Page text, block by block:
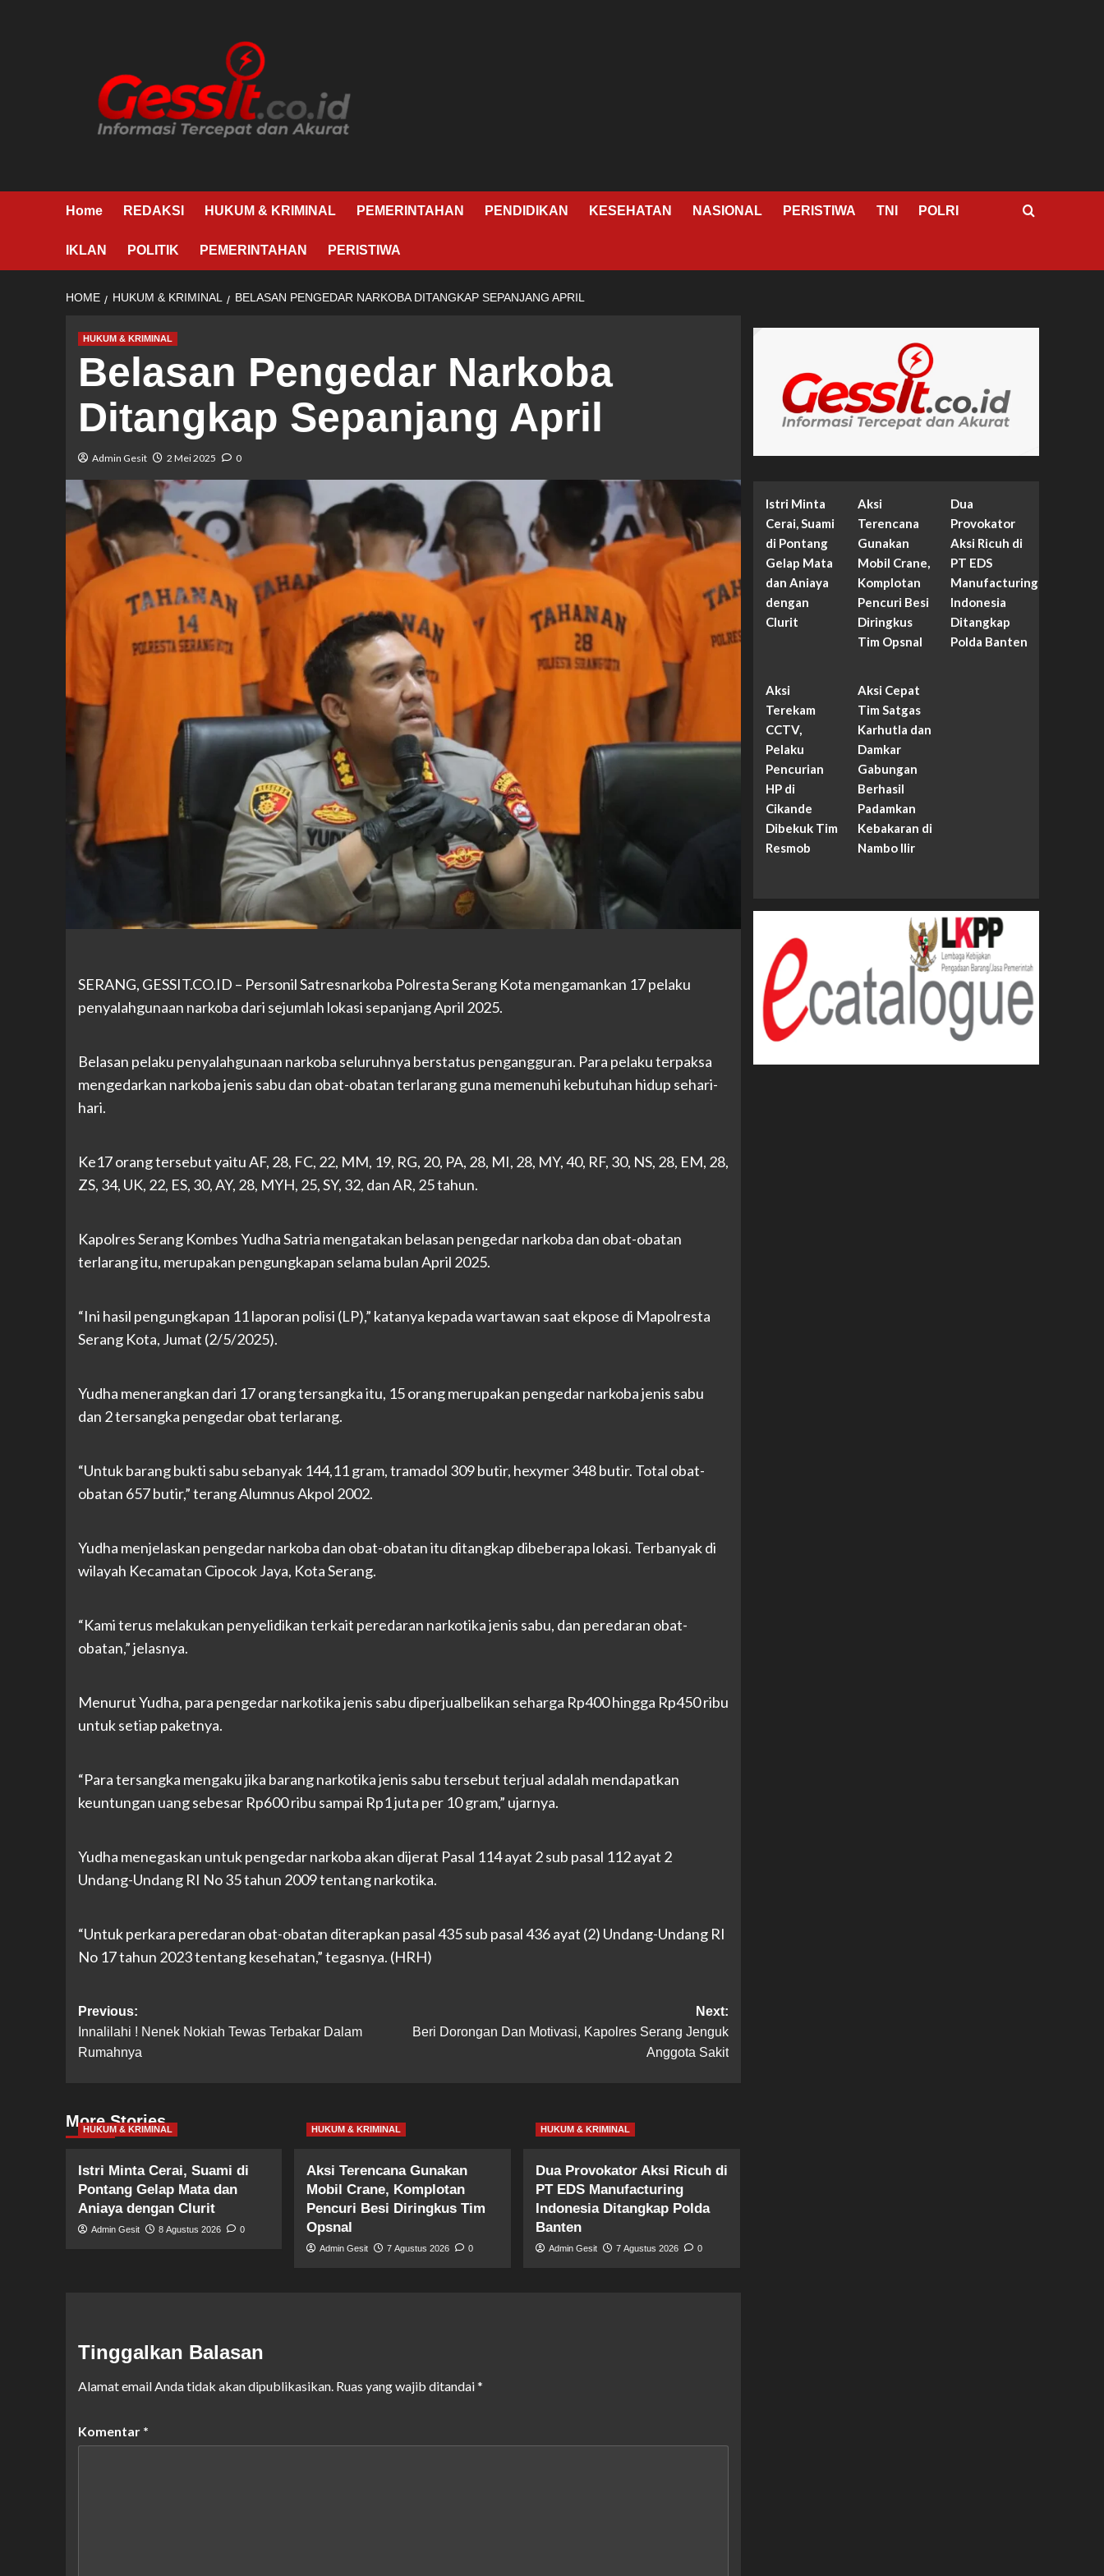
Home REDAKSI HUKUM & KRIMINAL PEMERINTAHAN PENDIDIKAN KESEHATAN NASIONAL PERISTIWA TNI POLRI
IKLAN POLITIK PEMERINTAHAN PERISTIWA
HOME HUKUM & KRIMINAL BELASAN PENGEDAR NARKOBA DITANGKAP SEPANJANG APRIL
HUKUM & KRIMINAL
Belasan Pengedar Narkoba
Ditangkap Sepanjang April
Admin Gesit 2 Mei 2025 0
SERANG, GESSIT.CO.ID – Personil Satresnarkoba Polresta Serang Kota mengamankan 17 pelaku
penyalahgunaan narkoba dari sejumlah lokasi sepanjang April 2025.
Belasan pelaku penyalahgunaan narkoba seluruhnya berstatus pengangguran. Para pelaku terpaksa
mengedarkan narkoba jenis sabu dan obat-obatan terlarang guna memenuhi kebutuhan hidup sehari-
hari.
Ke17 orang tersebut yaitu AF, 28, FC, 22, MM, 19, RG, 20, PA, 28, MI, 28, MY, 40, RF, 30, NS, 28, EM, 28,
ZS, 34, UK, 22, ES, 30, AY, 28, MYH, 25, SY, 32, dan AR, 25 tahun.
Kapolres Serang Kombes Yudha Satria mengatakan belasan pengedar narkoba dan obat-obatan
terlarang itu, merupakan pengungkapan selama bulan April 2025.
“Ini hasil pengungkapan 11 laporan polisi (LP),” katanya kepada wartawan saat ekpose di Mapolresta
Serang Kota, Jumat (2/5/2025).
Yudha menerangkan dari 17 orang tersangka itu, 15 orang merupakan pengedar narkoba jenis sabu
dan 2 tersangka pengedar obat terlarang.
“Untuk barang bukti sabu sebanyak 144,11 gram, tramadol 309 butir, hexymer 348 butir. Total obat-
obatan 657 butir,” terang Alumnus Akpol 2002.
Yudha menjelaskan pengedar narkoba dan obat-obatan itu ditangkap dibeberapa lokasi. Terbanyak di
wilayah Kecamatan Cipocok Jaya, Kota Serang.
“Kami terus melakukan penyelidikan terkait peredaran narkotika jenis sabu, dan peredaran obat-
obatan,” jelasnya.
Menurut Yudha, para pengedar narkotika jenis sabu diperjualbelikan seharga Rp400 hingga Rp450 ribu
untuk setiap paketnya.
“Para tersangka mengaku jika barang narkotika jenis sabu tersebut terjual adalah mendapatkan
keuntungan uang sebesar Rp600 ribu sampai Rp1 juta per 10 gram,” ujarnya.
Yudha menegaskan untuk pengedar narkoba akan dijerat Pasal 114 ayat 2 sub pasal 112 ayat 2
Undang-Undang RI No 35 tahun 2009 tentang narkotika.
“Untuk perkara peredaran obat-obatan diterapkan pasal 435 sub pasal 436 ayat (2) Undang-Undang RI
No 17 tahun 2023 tentang kesehatan,” tegasnya. (HRH)
Post
navigation
Previous:
Innalilahi ! Nenek Nokiah Tewas Terbakar Dalam
Rumahnya
Next:
Beri Dorongan Dan Motivasi, Kapolres Serang Jenguk
Anggota Sakit
More Stories
HUKUM & KRIMINAL
Istri Minta Cerai, Suami di
Pontang Gelap Mata dan
Aniaya dengan Clurit
Admin Gesit 8 Agustus 2026 0
HUKUM & KRIMINAL
Aksi Terencana Gunakan
Mobil Crane, Komplotan
Pencuri Besi Diringkus Tim
Opsnal
Admin Gesit 7 Agustus 2026 0
HUKUM & KRIMINAL
Dua Provokator Aksi Ricuh di
PT EDS Manufacturing
Indonesia Ditangkap Polda
Banten
Admin Gesit 7 Agustus 2026 0
Tinggalkan Balasan
Alamat email Anda tidak akan dipublikasikan. Ruas yang wajib ditandai*
Komentar *
Istri Minta
Cerai, Suami
di Pontang
Gelap Mata
dan Aniaya
dengan
Clurit
Aksi
Terencana
Gunakan
Mobil Crane,
Komplotan
Pencuri Besi
Diringkus
Tim Opsnal
Dua
Provokator
Aksi Ricuh di
PT EDS
Manufacturing
Indonesia
Ditangkap
Polda Banten
Aksi
Terekam
CCTV,
Pelaku
Pencurian
HP di
Cikande
Dibekuk Tim
Resmob
Aksi Cepat
Tim Satgas
Karhutla dan
Damkar
Gabungan
Berhasil
Padamkan
Kebakaran di
Nambo Ilir